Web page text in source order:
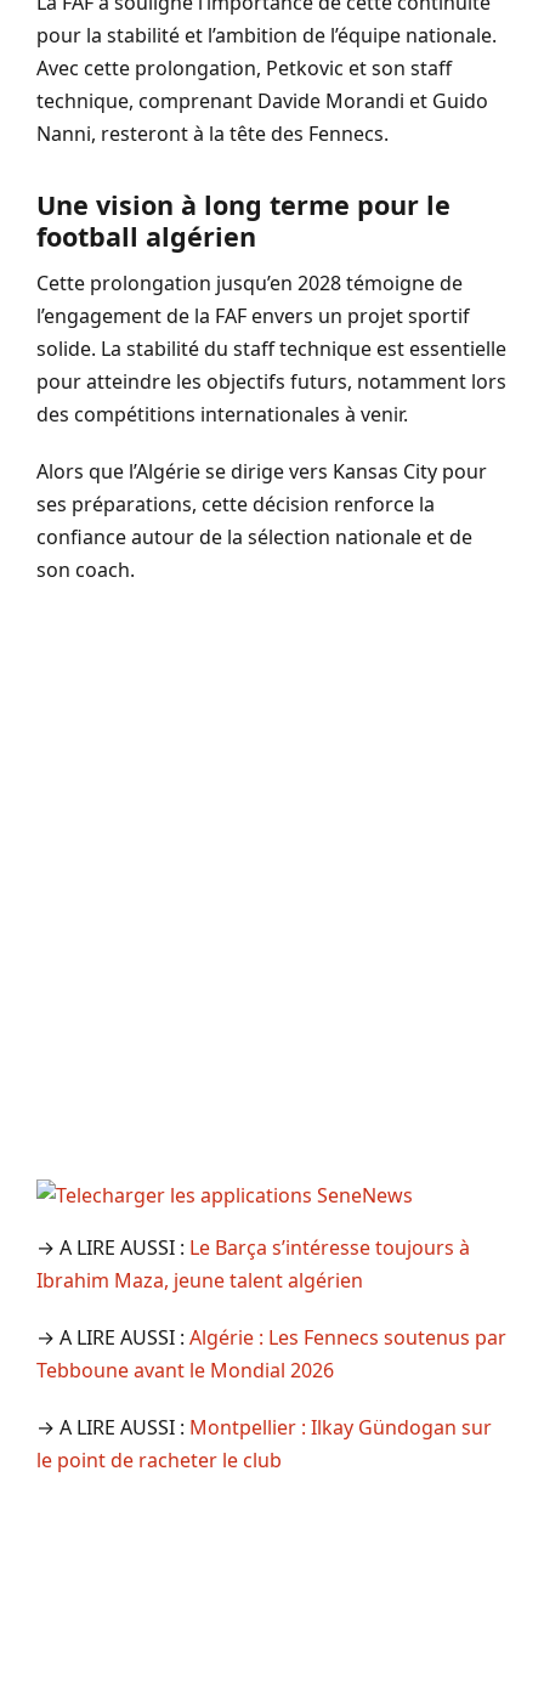
pour la stabilité et l’ambition de l’équipe nationale.
Avec cette prolongation, Petkovic et son staff
technique, comprenant Davide Morandi et Guido
Nanni, resteront à la tête des Fennecs.
Une vision à long terme pour le
football algérien
Cette prolongation jusqu’en 2028 témoigne de
l’engagement de la FAF envers un projet sportif
solide. La stabilité du staff technique est essentielle
pour atteindre les objectifs futurs, notamment lors
des compétitions internationales à venir.
Alors que l’Algérie se dirige vers Kansas City pour
ses préparations, cette décision renforce la
confiance autour de la sélection nationale et de
son coach.
→ A LIRE AUSSI : Le Barça s’intéresse toujours à
Ibrahim Maza, jeune talent algérien
→ A LIRE AUSSI : Algérie : Les Fennecs soutenus par
Tebboune avant le Mondial 2026
→ A LIRE AUSSI : Montpellier : Ilkay Gündogan sur
le point de racheter le club